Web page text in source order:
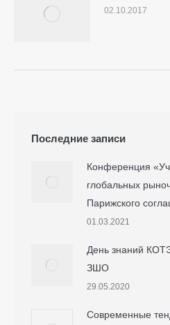
02.10.2017
Последние записи
Конференция
глобальных
Парижского
01.03.2021
День знаний
ЗШО
29.05.2020
Современные